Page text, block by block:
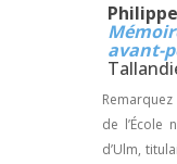
avant-
de l’École
d’Ulm,